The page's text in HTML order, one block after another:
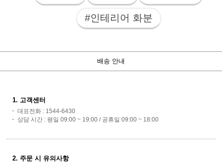
#인테리어 화분
배송 안내
1. 고객센터
대표전화 : 1544-6430
상담 시간 : 평일 09:00 ~ 19:00 / 공휴일 09:00 ~ 18:00
2. 주문 시 유의사항